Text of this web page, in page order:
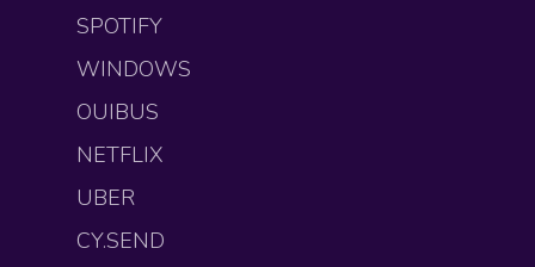
SPOTIFY
WINDOWS
OUIBUS
NETFLIX
UBER
CY.SEND